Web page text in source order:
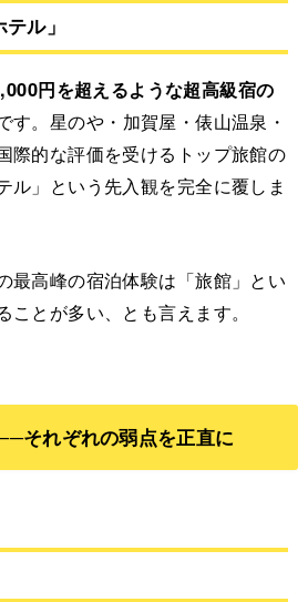
ル」
円を超えるような超高級宿の
す。星のや・加賀屋・俵山温泉・
際的な評価を受けるトップ旅館の
ル」という先入観を完全に覆しま
最高峰の宿泊体験は「旅館」とい
ことが多い、とも言えます。
それぞれの弱点を正直に